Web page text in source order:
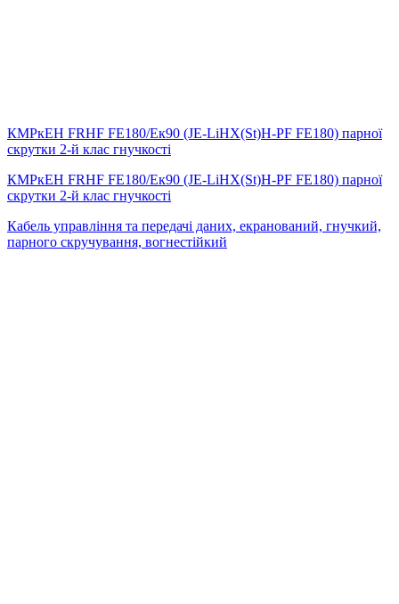
КМРкЕН FRHF FE180/Eк90 (JE-LiHX(St)H-PF FE180) парної
скрутки 2-й клас гнучкості
КМРкЕН FRHF FE180/Eк90 (JE-LiHX(St)H-PF FE180) парної
скрутки 2-й клас гнучкості
Кабель управління та передачі даних, екранований, гнучкий,
парного скручування, вогнестійкий